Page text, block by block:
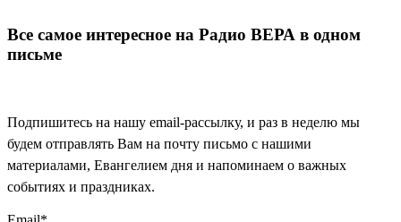
Все самое интересное на Радио ВЕРА в одном
письме
Подпишитесь на нашу email-рассылку, и раз в неделю мы
будем отправлять Вам на почту письмо с нашими
материалами, Евангелием дня и напоминаем о важных
событиях и праздниках.